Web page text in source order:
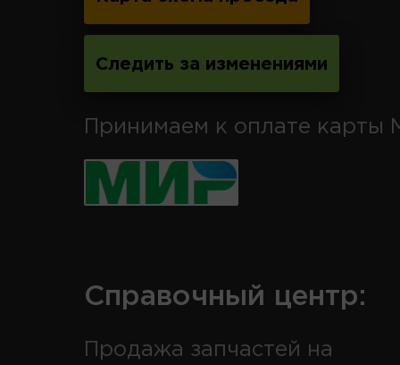
Следить за изменениями
Принимаем к оплате карты
Справочный центр:
Продажа запчастей на